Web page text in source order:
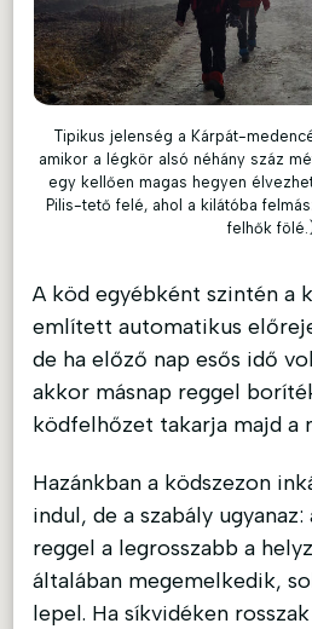
Tipikus jelenség a Kárpát-
amikor a légkör alsó néhány száz
egy kellően magas hegyen
Pilis-tető felé, ahol a kilátóba
felhők
A köd egyébként szintén a
említett automatikus
de ha előző nap esős idő
akkor másnap reggel
ködfelhőzet takarja majd a
Hazánkban a ködszezon
indul, de a szabály
reggel a legrosszabb a
általában megemelkedik,
lepel. Ha síkvidéken